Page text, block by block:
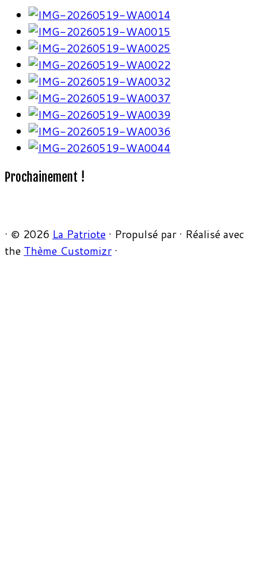
Prochainement !
· © 2026 La Patriote · Propulsé par · Réalisé avec
the Thème Customizr ·